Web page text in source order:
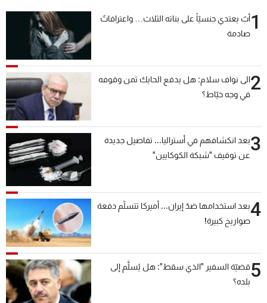
1أبٌ يعتدي جنسيّاً على بناته الثلاث… واعترافاتٌ
صادمة
2الى نواف سلام: هل يدفع الحايك ثمن وقوفه
في وجه خيّاط؟
3بعد انكشافهم في أستراليا... تفاصيل جديدة
عن توقيف "شبكة الكوكايين"
4بعد استخدامها ضدّ إيران... أميركا تتسلّم دفعة
صواريخ كبيرة!
5قضيّة السفير "الذي سقط": هل يُسلَّم إلى
بلده؟